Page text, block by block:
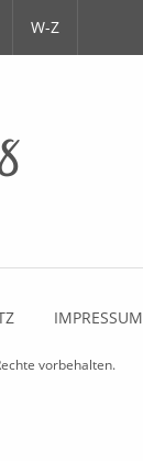
W-Z
IMPRESSUM
vorbehalten.